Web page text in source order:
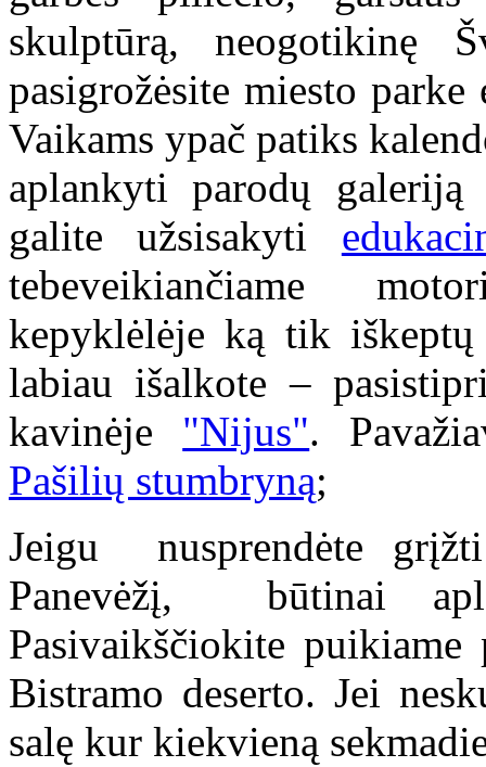
skulptūrą, neogotikinę
pasigrožėsite miesto
Vaikams ypač patiks
aplankyti parodų
galite užsisakyti
tebeveikiančiame
kepyklėlėje ką tik
labiau išalkote –
kavinėje "Nijus".
Pašilių stumbryną;
Jeigu nusprendėte
Panevėžį, būtinai
Pasivaikščiokite puikiame
Bistramo deserto. Jei
salę kur kiekvieną